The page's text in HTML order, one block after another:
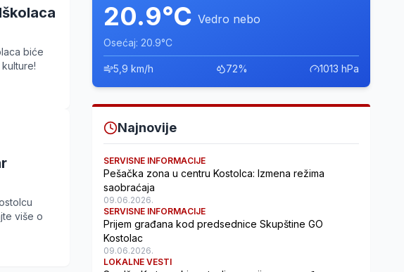
biće
više o
20.9°C Vedro nebo
Osećaj: 20.9°C
5,9 km/h 72% 1013 hPa
Najnovije
SERVISNE INFORMACIJE
Pešačka zona u centru Kostolca: Izmena režima
saobraćaja
09.06.2026.
SERVISNE INFORMACIJE
Prijem građana kod predsednice Skupštine GO
Kostolac
09.06.2026.
LOKALNE VESTI